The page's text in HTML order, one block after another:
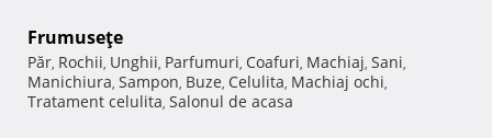
Frumuseţe
Păr, Rochii, Unghii, Parfumuri, Coafuri, Machiaj, Sani,
Manichiura, Sampon, Buze, Celulita, Machiaj ochi,
Tratament celulita, Salonul de acasa